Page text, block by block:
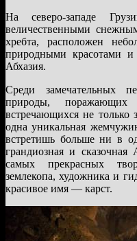
На северо-западе
величественными
хребта, расположен
природными красотами
Абхазия.
Среди замечательных
природы,
встречающихся не только
одна уникальная
встретишь больше ни в
грандиозная и
самых прекрасных
землекопа, художника и
красивое имя — карст.